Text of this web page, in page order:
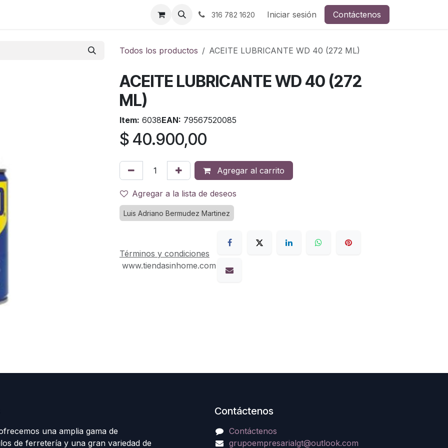
316 782 1620 Iniciar sesión Contáctenos
Todos los productos ACEITE LUBRICANTE WD 40 (272 ML)
ACEITE LUBRICANTE WD 40 (272
ML)
Item: 6038EAN: 79567520085
$ 40.900,00
Agregar al carrito
Agregar a la lista de deseos
Luis Adriano Bermudez Martinez
Términos y condiciones
www.tiendasinhome.com
una amplia gama de
de ferretería y una gran variedad de
Contáctenos
Contáctenos
grupoempresarialgt@outlook.com